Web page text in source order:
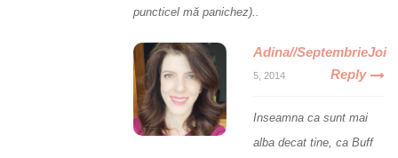
puncticel mă panichez)..
Adina//SeptembrieJoi
5, 2014 Reply
Inseamna ca sunt mai
alba decat tine, ca Buff